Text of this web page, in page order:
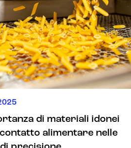
di materiali idonei
alimentare nelle